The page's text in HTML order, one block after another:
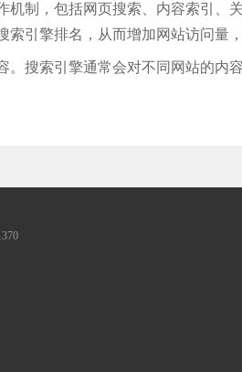
制，包括网页搜索、内容索引、
引擎排名，从而增加网站访问量
搜索引擎通常会对不同网站的内